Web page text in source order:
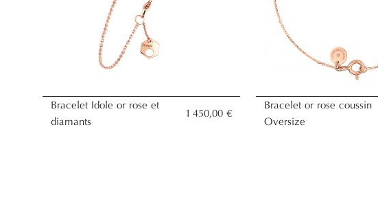
Bracelet Idole or rose et
diamants
1 450,00 €
Bracelet or rose coussin
Oversize